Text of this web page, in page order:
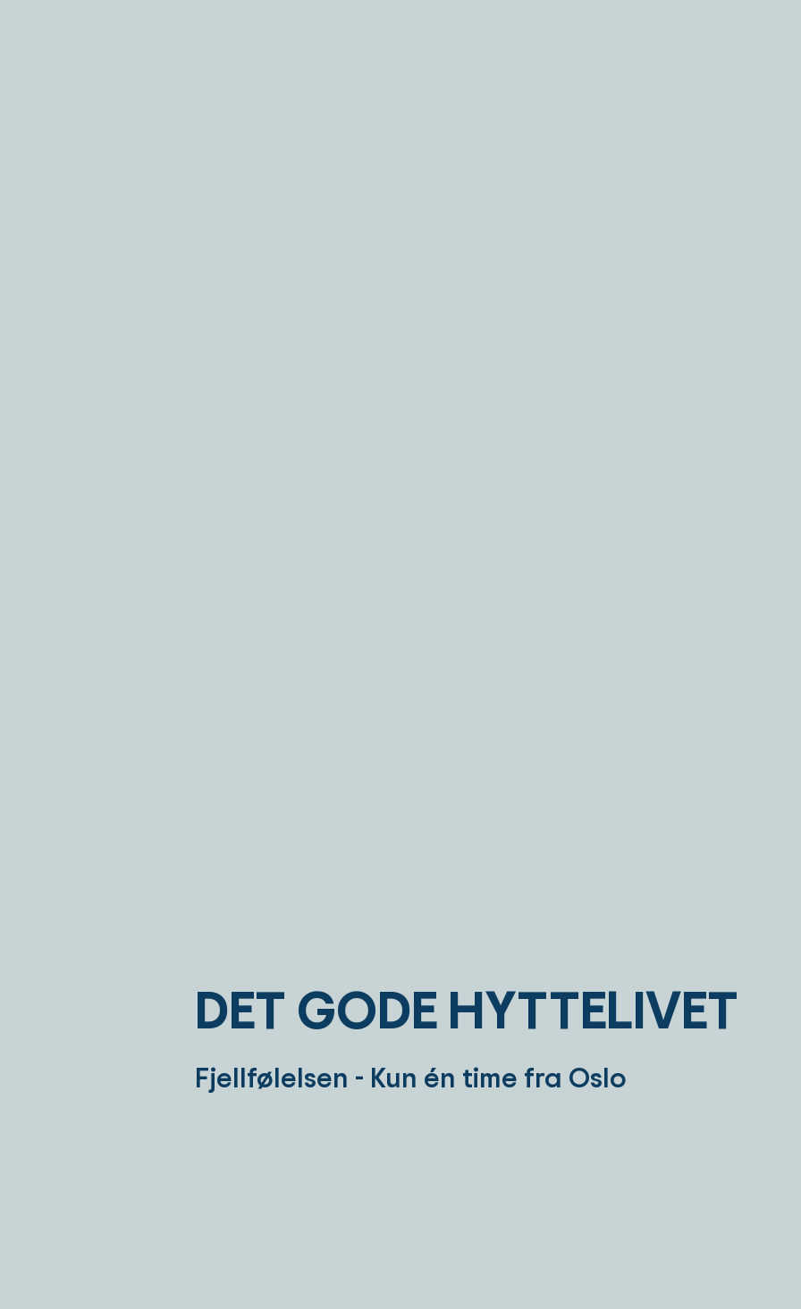
DET GODE HYTTELIVET
Fjellfølelsen - Kun én time fra Oslo